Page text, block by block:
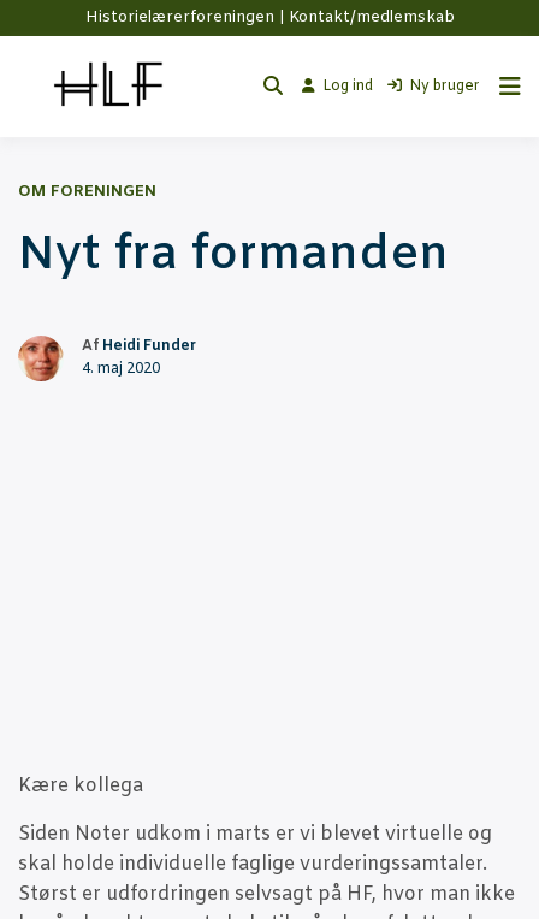
Historielærerforeningen | Kontakt/medlemskab
Log ind Ny bruger
OM FORENINGEN
Nyt fra formanden
Af Heidi Funder
4. maj 2020
Kære kol­le­ga
Siden Noter udkom i marts er vi ble­vet vir­tu­el­le og
skal hol­de indi­vi­du­el­le fag­li­ge vur­de­rings­sam­ta­ler.
Størst er udfor­drin­gen selvsagt på HF, hvor man ikke